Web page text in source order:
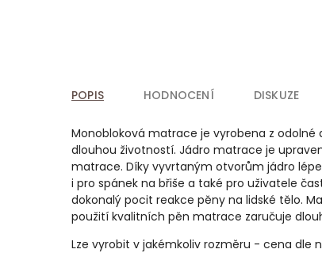
POPIS HODNOCENÍ DISKUZE
Monobloková matrace je vyrobena z odolné
dlouhou životností. Jádro matrace je
matrace. Díky vyvrtaným otvorům jádro
i pro spánek na břiše a také pro uživatele
dokonalý pocit reakce pěny na lidské tělo.
použití kvalitních pěn matrace zaručuje
Lze vyrobit v jakémkoliv rozměru - cena dle